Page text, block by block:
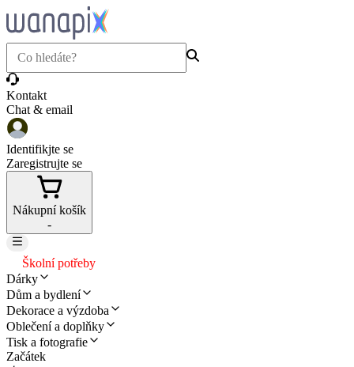
Kontakt
Chat & email
Identifikjte se
Zaregistrujte se
Nákupní košík
-
Školní potřeby
Dárky
Dům a bydlení
Dekorace a výzdoba
Oblečení a doplňky
Tisk a fotografie
Začátek